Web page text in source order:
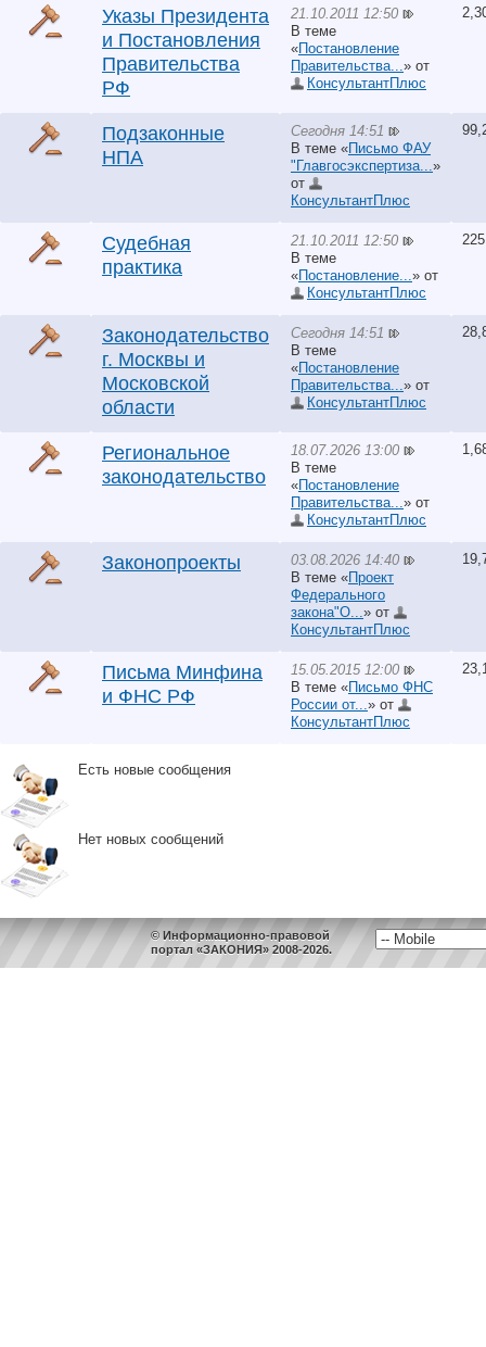
Указы Президента
и Постановления
Правительства
РФ
21.10.2011 12:50
В теме
«Постановление
Правительства... » от
КонсультантПлюс
Подзаконные
НПА
Сегодня 14:51
В теме «Письмо ФАУ
"Главгосэкспертиза... »
от
КонсультантПлюс
Судебная
практика
21.10.2011 12:50
В теме
«Постановление... » от
КонсультантПлюс
225
Законодательство
г. Москвы и
Московской
области
Сегодня 14:51
В теме
«Постановление
Правительства... » от
КонсультантПлюс
Региональное
законодательство
18.07.2026 13:00
В теме
«Постановление
Правительства... » от
КонсультантПлюс
Законопроекты
03.08.2026 14:40
В теме «Проект
Федерального
закона"О... » от
КонсультантПлюс
Письма Минфина
и ФНС РФ
15.05.2015 12:00
В теме «Письмо ФНС
России от... » от
КонсультантПлюс
Есть новые сообщения
Нет новых сообщений
© Информационно-правовой
портал «ЗАКОНИЯ» 2008-2026.